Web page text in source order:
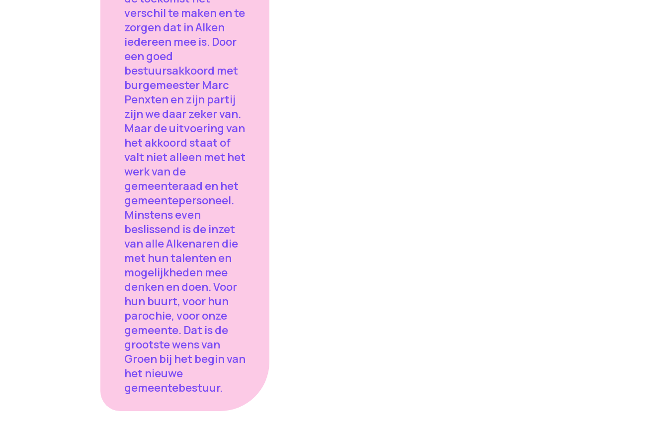
verschil te maken en te
zorgen dat in Alken
iedereen mee is. Door
een goed
bestuursakkoord met
burgemeester Marc
Penxten en zijn partij
zijn we daar zeker van.
Maar de uitvoering van
het akkoord staat of
valt niet alleen met het
werk van de
gemeenteraad en het
gemeentepersoneel.
Minstens even
beslissend is de inzet
van alle Alkenaren die
met hun talenten en
mogelijkheden mee
denken en doen. Voor
hun buurt, voor hun
parochie, voor onze
gemeente. Dat is de
grootste wens van
Groen bij het begin van
het nieuwe
gemeentebestuur.